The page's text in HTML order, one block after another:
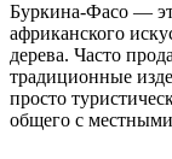
Буркина-Фасо —
африканского
дерева. Часто
традиционные
просто
общего с